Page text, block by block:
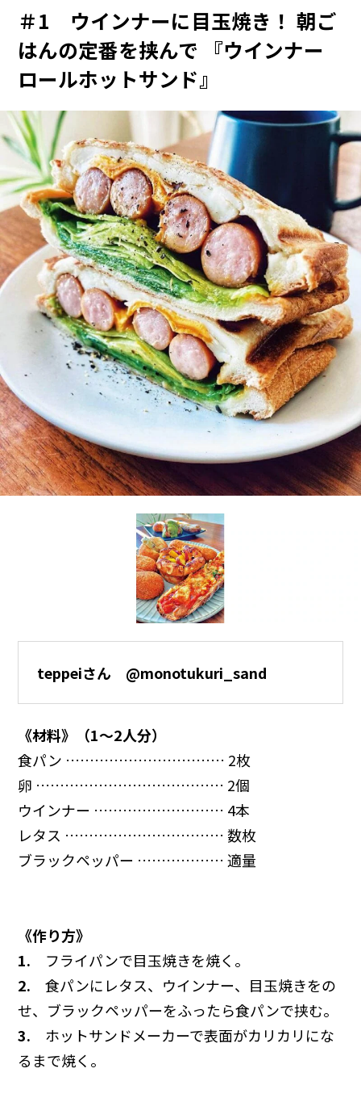
＃1 ウインナーに目玉焼き！ 朝ご
はんの定番を挟んで 『ウインナー
ロールホットサンド』
teppeiさん @monotukuri_sand
《材料》（1～2人分）
食パン …………………………… 2枚
卵 ………………………………… 2個
ウインナー ……………………… 4本
レタス …………………………… 数枚
ブラックペッパー ……………… 適量
《作り方》
1. フライパンで目玉焼きを焼く。
2. 食パンにレタス、ウインナー、目玉焼きをの
せ、ブラックペッパーをふったら食パンで挟む。
3. ホットサンドメーカーで表面がカリカリにな
るまで焼く。